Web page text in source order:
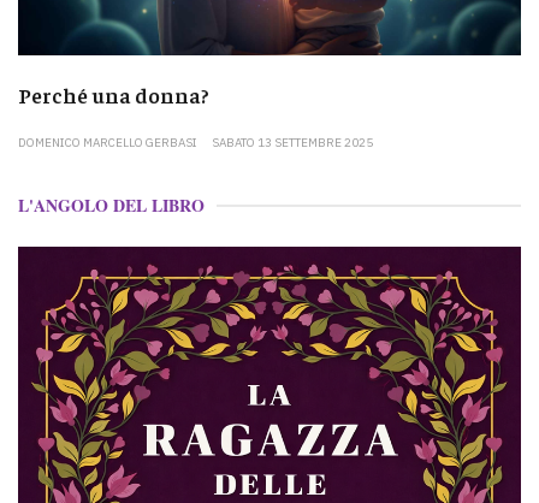
Perché una donna?
DOMENICO MARCELLO GERBASI SABATO 13 SETTEMBRE 2025
L'ANGOLO DEL LIBRO